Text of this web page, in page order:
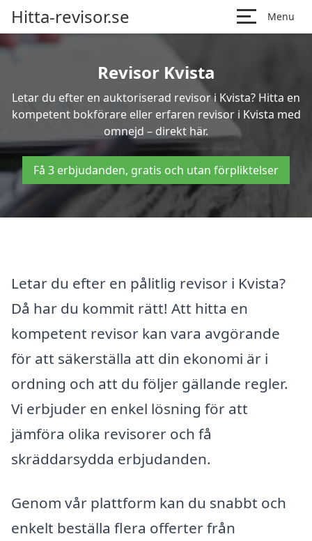
Hitta-revisor.se Menu
Revisor Kvista
Letar du efter en auktoriserad revisor i Kvista? Hitta en
kompetent bokförare eller erfaren revisor i Kvista med
omnejd – direkt här.
Få 3 erbjudanden, gratis och utan förpliktelser
Letar du efter en pålitlig revisor i Kvista?
Då har du kommit rätt! Att hitta en
kompetent revisor kan vara avgörande
för att säkerställa att din ekonomi är i
ordning och att du följer gällande regler.
Vi erbjuder en enkel lösning för att
jämföra olika revisorer och få
skräddarsydda erbjudanden.
Genom vår plattform kan du snabbt och
enkelt beställa flera offerter från